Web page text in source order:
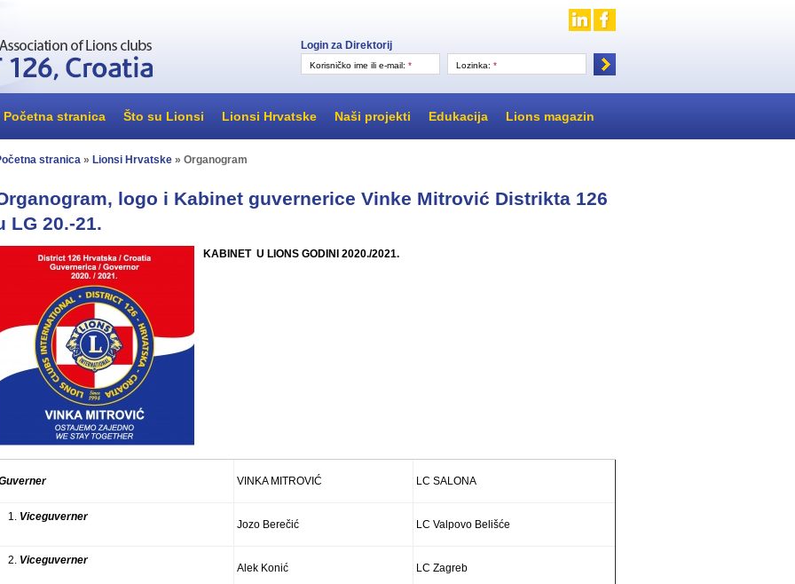
Login za Direktorij
Korisničko ime ili e-mail: * Lozinka: *
Početna stranica Što su Lionsi Lionsi Hrvatske Naši projekti Edukacija Lions magazin
stranica » Lionsi Hrvatske » Organogram
logo i Kabinet guvernerice Vinke Mitrović Distrikta 126
LG 20.-21.
KABINET U LIONS GODINI 2020./2021.
VINKA MITROVIĆ LC SALONA
Viceguverner
Jozo Berečić LC Valpovo Belišće
Viceguverner
Alek Konić LC Zagreb